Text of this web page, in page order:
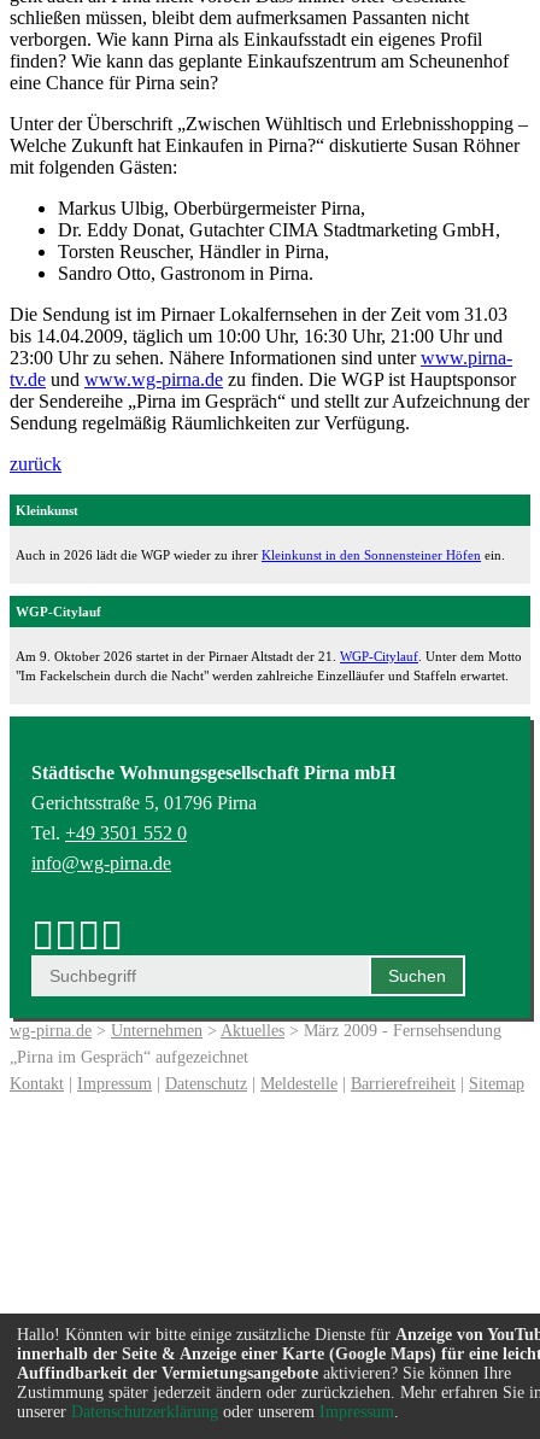
schließen müssen, bleibt dem aufmerksamen Passanten nicht
verborgen. Wie kann Pirna als Einkaufsstadt ein eigenes Profil
finden? Wie kann das geplante Einkaufszentrum am Scheunenhof
eine Chance für Pirna sein?
Unter der Überschrift „Zwischen Wühltisch und Erlebnisshopping –
Welche Zukunft hat Einkaufen in Pirna?“ diskutierte Susan Röhner
mit folgenden Gästen:
Markus Ulbig, Oberbürgermeister Pirna,
Dr. Eddy Donat, Gutachter CIMA Stadtmarketing GmbH,
Torsten Reuscher, Händler in Pirna,
Sandro Otto, Gastronom in Pirna.
Die Sendung ist im Pirnaer Lokalfernsehen in der Zeit vom 31.03
bis 14.04.2009, täglich um 10:00 Uhr, 16:30 Uhr, 21:00 Uhr und
23:00 Uhr zu sehen. Nähere Informationen sind unterwww.pirna-
tv.de und www.wg-pirna.de zu finden. Die WGP ist Hauptsponsor
der Sendereihe „Pirna im Gespräch“ und stellt zur Aufzeichnung der
Sendung regelmäßig Räumlichkeiten zur Verfügung.
zurück
Kleinkunst
Auch in 2026 lädt die WGP wieder zu ihrer Kleinkunst in den Sonnensteiner Höfen ein.
WGP-Citylauf
Am 9. Oktober 2026 startet in der Pirnaer Altstadt der 21. WGP-Citylauf . Unter dem Motto
"Im Fackelschein durch die Nacht" werden zahlreiche Einzelläufer und Staffeln erwartet.
Städtische Wohnungsgesellschaft Pirna mbH
Gerichtsstraße 5, 01796 Pirna
Tel. +49 3501 552 0
info@wg-pirna.de
wg-pirna.de > Unternehmen > Aktuelles > März 2009 - Fernsehsendung
„Pirna im Gespräch“ aufgezeichnet
Kontakt | Impressum | Datenschutz | Meldestelle | Barrierefreiheit | Sitemap
Hallo! Könnten wir bitte einige zusätzliche Dienste für Anzeige von
innerhalb der Seite & Anzeige einer Karte (Google Maps) für eine
Auffindbarkeit der Vermietungsangebote aktivieren? Sie können Ihre
Zustimmung später jederzeit ändern oder zurückziehen. Mehr erfahren Sie
unserer Datenschutzerklärung oder unserem Impressum